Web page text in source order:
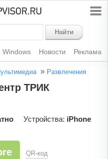
Найти
Windows Новости Реклама
» Развлечения
ТРИК
Устройства: iPhone
QR-код